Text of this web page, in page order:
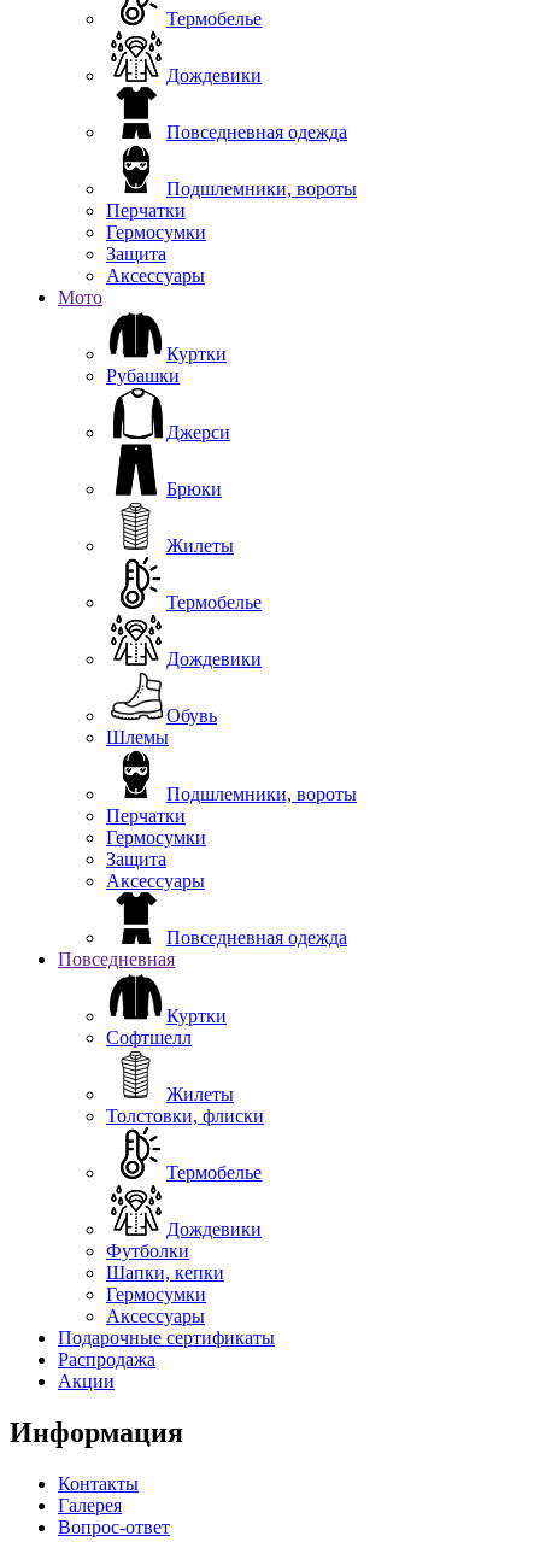
Термобелье
Дождевики
Повседневная одежда
Подшлемники, вороты
Перчатки
Гермосумки
Защита
Аксессуары
Мото
Куртки
Рубашки
Джерси
Брюки
Жилеты
Термобелье
Дождевики
Обувь
Шлемы
Подшлемники, вороты
Перчатки
Гермосумки
Защита
Аксессуары
Повседневная одежда
Повседневная
Куртки
Софтшелл
Жилеты
Толстовки, флиски
Термобелье
Дождевики
Футболки
Шапки, кепки
Гермосумки
Аксессуары
Подарочные сертификаты
Распродажа
Акции
Информация
Контакты
Галерея
Вопрос-ответ